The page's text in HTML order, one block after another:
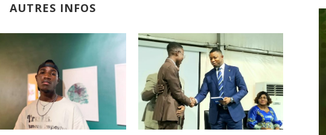
AUTRES INFOS